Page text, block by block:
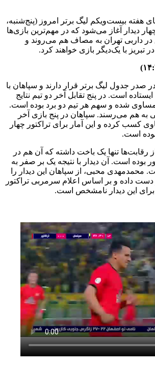
هفته بیست‌ویکم لیگ برتر امروز (‌پنج‌شنبه،
چهار دیدار آغاز می‌شود که در مهم‌ترین بازی‌ها
در داربی تهران به مصاف هم می‌روند و
تبریز با یک‌دیگر بازی خواهند کرد.
با ۴۴ امتیاز در صدر جدول لیگ برتر قرار دارند و سپاهان با
ایستاده است. در پنج تقابل آخر دو تیم نتایج
مساوی شده و سهم هر تیم دو برد بوده است.
به هم می‌رسند. سپاهان در پنج بازی آخر
کسب کرده و این آمار برای تراکتور چهار
است.
رقابت‌ها تنها یک باخت داشته که آن هم در
بوده است. آن دیدار با نتیجه یک بر صفر به
محمدمهدی محبی، از سپاهان این دیدار را
داده و بر اساس اعلام سرمربی تراکتور
برای این دیدار نامشخص است.